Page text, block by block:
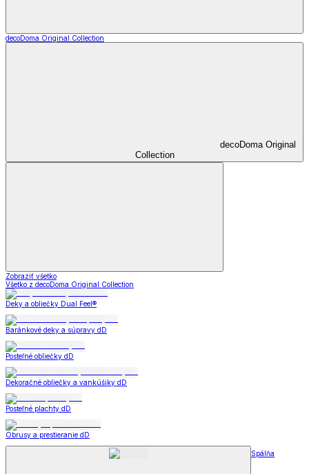
decoDoma Original Collection
decoDoma Original
Collection
Zobraziť všetko
Všetko z decoDoma Original Collection
Deky a obliečky Dual Feel®
Baránkové deky a súpravy dD
Posteľné obliečky dD
Dekoračné obliečky a vankúšiky dD
Posteľné plachty dD
Obrusy a prestieranie dD
Spálňa